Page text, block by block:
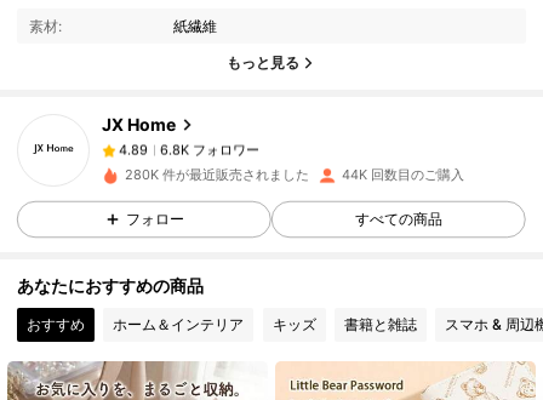
素材: 紙繊維
もっと見る
JX Home
4.89
6.8K フォロワー
8***7は1日前 に購入しました
4.89 6.8K フォロワー
4.89 6.8K フォロワー
280K 件が最近販売されました 44K 回数目のご購入
フォロー すべての商品
あなたにおすすめの商品
おすすめ ホーム＆インテリア キッズ 書籍と雑誌 スマホ & 周辺